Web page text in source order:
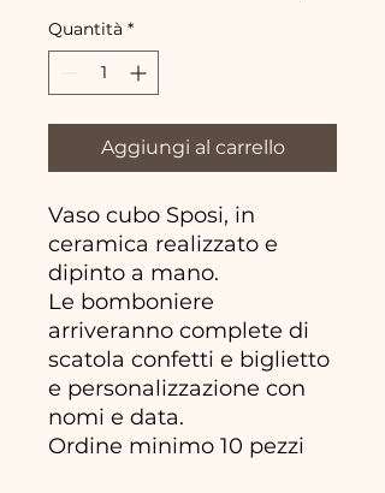
Quantità *
Aggiungi al carrello
Vaso cubo Sposi, in
ceramica realizzato e
dipinto a mano.
Le bomboniere
arriveranno complete di
scatola confetti e biglietto
e personalizzazione con
nomi e data.
Ordine minimo 10 pezzi